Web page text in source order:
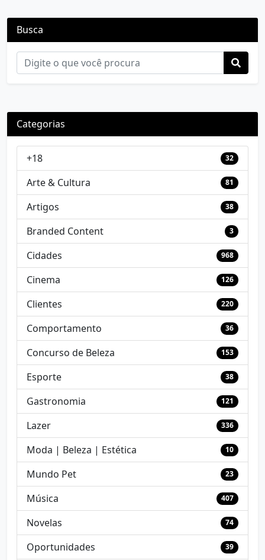
Busca
Categorias
+18 32
Arte & Cultura 81
Artigos 38
Branded Content 3
Cidades 968
Cinema 126
Clientes 220
Comportamento 36
Concurso de Beleza 153
Esporte 38
Gastronomia 121
Lazer 336
Moda | Beleza | Estética 10
Mundo Pet 23
Música 407
Novelas 74
Oportunidades 39